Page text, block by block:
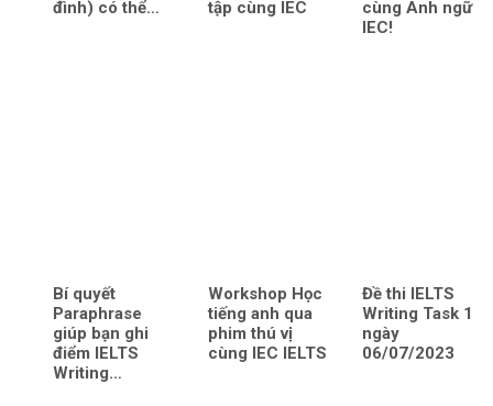
đình) có thể…
tập cùng IEC
cùng Anh ngữ
IEC!
Bí quyết
Paraphrase
giúp bạn ghi
điểm IELTS
Writing…
Workshop Học
tiếng anh qua
phim thú vị
cùng IEC IELTS
Đề thi IELTS
Writing Task 1
ngày
06/07/2023